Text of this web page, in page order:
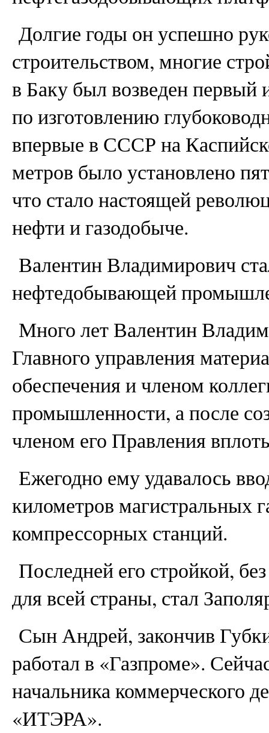
Долгие годы он успешно
строительством, многие
в Баку был возведен первый
по изготовлению
впервые в СССР на
метров было установлено
что стало настоящей
нефти и газодобыче.
Валентин Владимирович
нефтедобывающей
Много лет Валентин
Главного управления
обеспечения и членом
промышленности, а после
членом его Правления
Ежегодно ему удавалось
километров магистральных
компрессорных станций.
Последней его стройкой,
для всей страны, стал
Сын Андрей, закончив
работал в «Газпроме».
начальника коммерческого
«ИТЭРА».